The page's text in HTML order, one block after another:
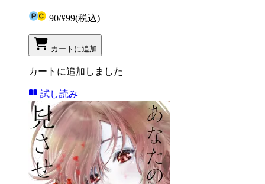
90/¥99(税込)
カートに追加
カートに追加しました
試し読み